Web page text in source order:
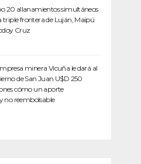
20 allanamientos simultáneos
triple frontera de Luján, Maipú
Cruz
minera Vicuña le dará al
de San Juan U$D 250
cómo un aporte
no reembolsable